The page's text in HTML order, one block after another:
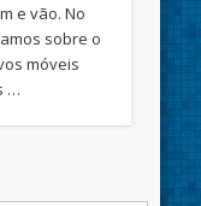
e vão. No
sobre o
móveis
…